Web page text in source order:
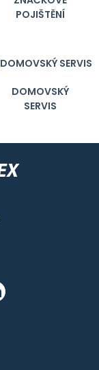
POJIŠTĚNÍ
DOMOVSKÝ
SERVIS